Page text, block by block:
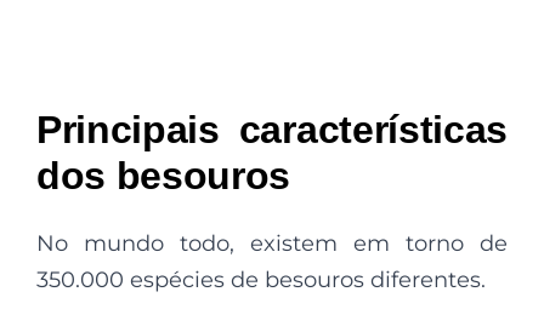
Principais características
dos besouros
No mundo todo, existem em torno de
350.000 espécies de besouros diferentes.